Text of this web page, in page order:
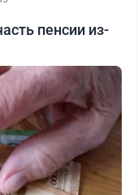
пенсии из-